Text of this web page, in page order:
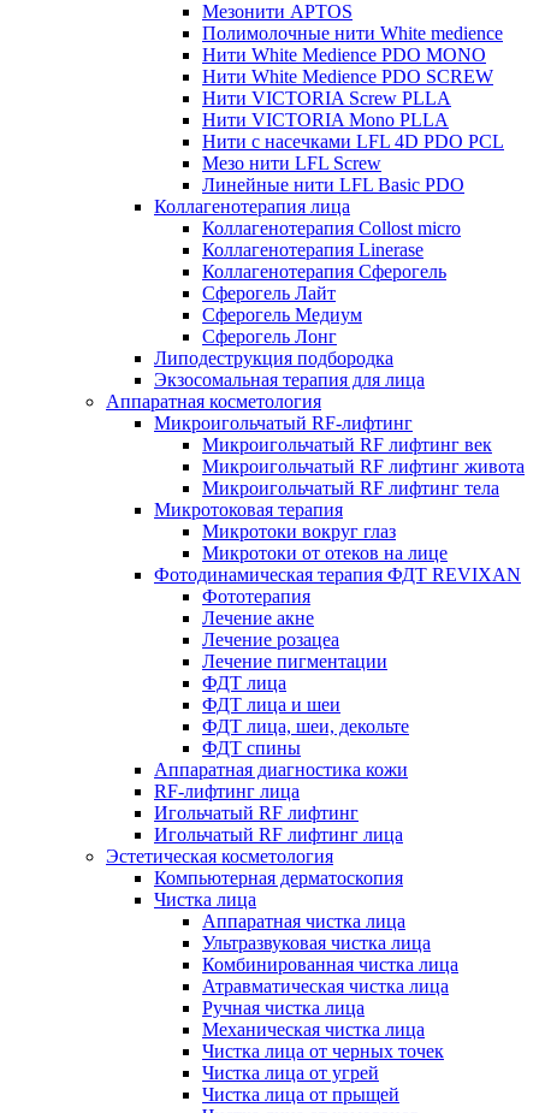
Мезонити APTOS
Полимолочные нити White medience
Нити White Medience PDO MONO
Нити White Medience PDO SCREW
Нити VICTORIA Screw PLLA
Нити VICTORIA Mono PLLA
Нити с насечками LFL 4D PDO PCL
Мезо нити LFL Screw
Линейные нити LFL Basic PDO
Коллагенотерапия лица
Коллагенотерапия Collost micro
Коллагенотерапия Linerase
Коллагенотерапия Сферогель
Сферогель Лайт
Сферогель Медиум
Сферогель Лонг
Липодеструкция подбородка
Экзосомальная терапия для лица
Аппаратная косметология
Микроигольчатый RF-лифтинг
Микроигольчатый RF лифтинг век
Микроигольчатый RF лифтинг живота
Микроигольчатый RF лифтинг тела
Микротоковая терапия
Микротоки вокруг глаз
Микротоки от отеков на лице
Фотодинамическая терапия ФДТ REVIXAN
Фототерапия
Лечение акне
Лечение розацеа
Лечение пигментации
ФДТ лица
ФДТ лица и шеи
ФДТ лица, шеи, декольте
ФДТ спины
Аппаратная диагностика кожи
RF-лифтинг лица
Игольчатый RF лифтинг
Игольчатый RF лифтинг лица
Эстетическая косметология
Компьютерная дерматоскопия
Чистка лица
Аппаратная чистка лица
Ультразвуковая чистка лица
Комбинированная чистка лица
Атравматическая чистка лица
Ручная чистка лица
Механическая чистка лица
Чистка лица от черных точек
Чистка лица от угрей
Чистка лица от прыщей